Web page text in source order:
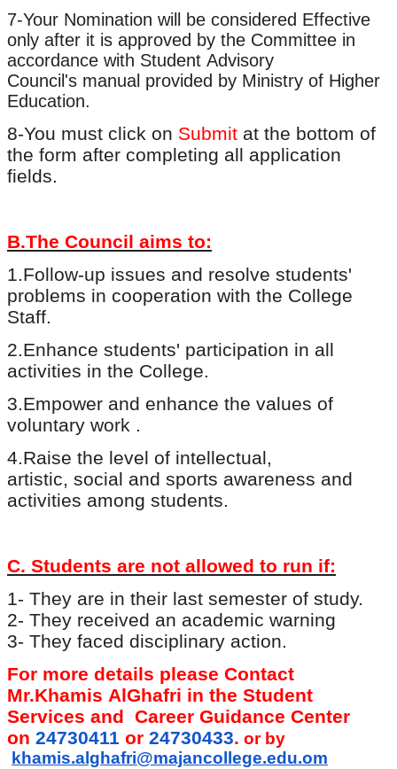
7-Your Nomination will be considered Effective
only after it is approved by the Committee in
accordance with Student Advisory
Council's manual provided by Ministry of Higher
Education.
8-You must click on Submit at the bottom of
the form after completing all application
fields.
B.The Council aims to:
1.Follow-up issues and resolve students'
problems in cooperation with the College
Staff.
2.Enhance students' participation in all
activities in the College.
3.Empower and enhance the values of
voluntary work .
4.Raise the level of intellectual ,
artistic, social and sports awareness and
activities among students.
C. Students are not allowed to run if:
1- They are in their last semester of study.
2- They received an academic warning
3- They faced disciplinary action.
For more details please Contact
Mr.Khamis AlGhafri in the Student
Services and Career Guidance Center
on 24730411 or 24730433. or by
khamis.alghafri@majancollege.edu.om